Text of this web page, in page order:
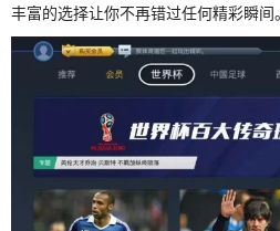
丰富的选择让你不再错过任何精彩瞬间。